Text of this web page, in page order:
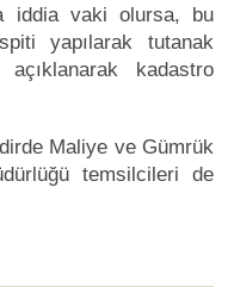
iddia vaki olursa, bu
yapılarak tutanak
kadastro
Maliye ve Gümrük
temsilcileri de